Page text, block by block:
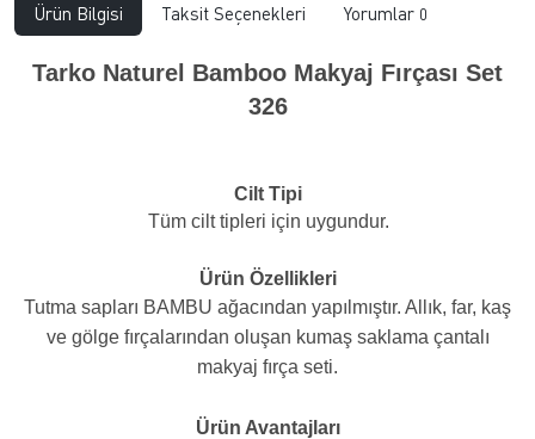
Ürün Bilgisi Taksit Seçenekleri Yorumlar 0
Tarko Naturel Bamboo Makyaj Fırçası Set
326
Cilt Tipi
Tüm cilt tipleri için uygundur.
Ürün Özellikleri
Tutma sapları BAMBU ağacından yapılmıştır. Allık, far, kaş
ve gölge fırçalarından oluşan kumaş saklama çantalı
makyaj fırça seti.
Ürün Avantajları